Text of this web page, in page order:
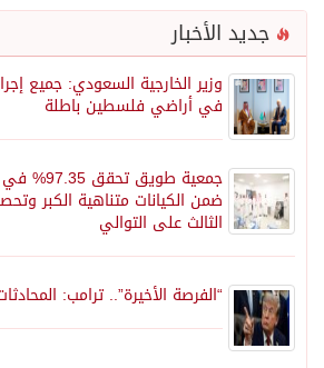
جديد الأخبار
وزير الخارجية السعودي: جميع
في أراضي فلسطين باطلة
جمعية
ضمن الكيانات متناهية الكبر
الثالث على التوالي
“الفرصة الأخيرة”.. ترامب: